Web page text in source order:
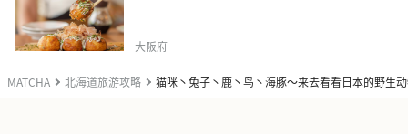
MATCHA 北海道旅游攻略 猫咪丶兔子丶鹿丶鸟丶海豚～来去看看日本的野生
大阪府